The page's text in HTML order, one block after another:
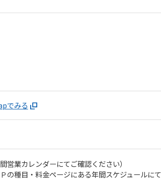
でみる
営業カレンダーにてご確認ください）
種目・料金ページにある年間スケジュールにて
mechanically, so it may
may differ from the
Automatic translation start